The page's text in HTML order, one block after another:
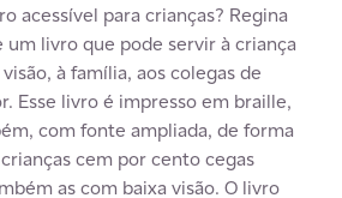
acessível para crianças? Regina
livro que pode servir à criança
à família, aos colegas de
Esse livro é impresso em braille,
com fonte ampliada, de forma
cem por cento cegas
as com baixa visão. O livro